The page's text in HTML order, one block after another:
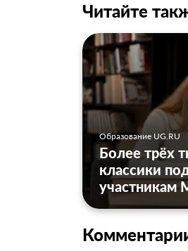
Читайте
Образование UG.RU
Более трёх
классики